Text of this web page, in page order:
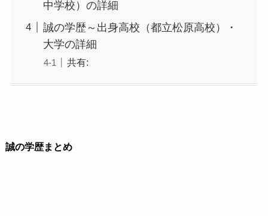
中学校）の詳細
誠の学歴～出身高校（都立松原高校）・
大学の詳細
共有:
誠の学歴まとめ